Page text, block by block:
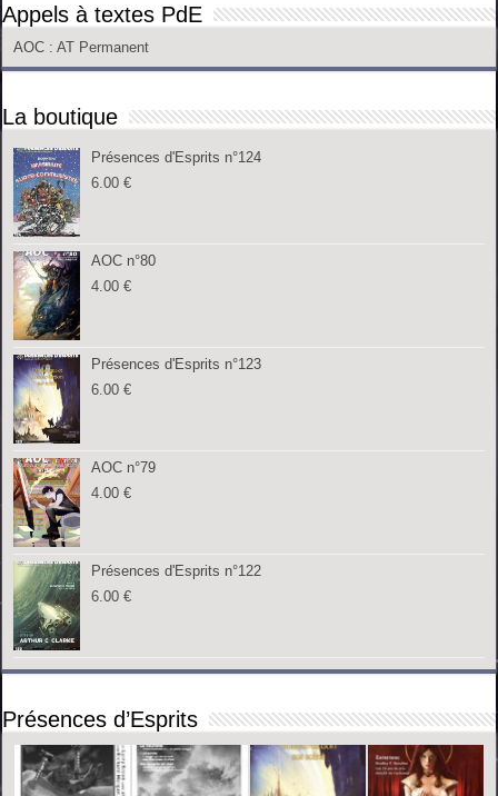
Appels à textes PdE
AOC : AT Permanent
La boutique
Présences d'Esprits n°124
6.00€
AOC n°80
4.00€
Présences d'Esprits n°123
6.00€
AOC n°79
4.00€
Présences d'Esprits n°122
6.00€
Présences d’Esprits